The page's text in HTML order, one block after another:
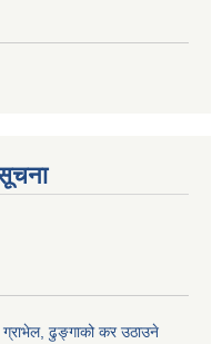
ग्राभेल, ढुङ्गाको कर उठाउने